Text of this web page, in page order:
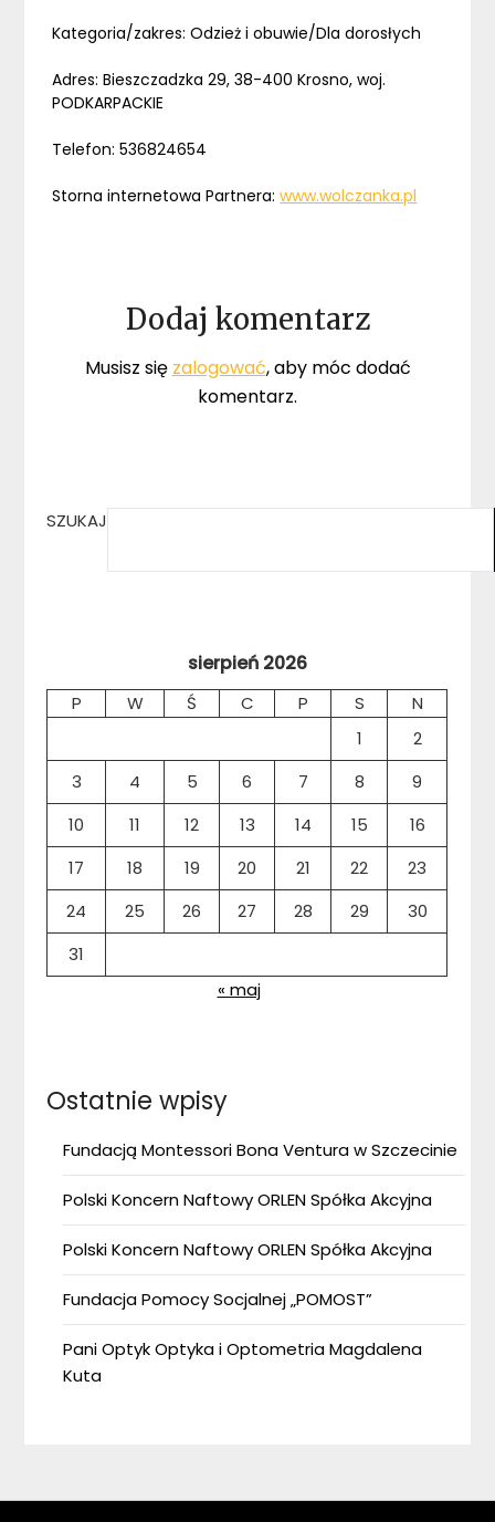
Kategoria/zakres: Odzież i obuwie/Dla dorosłych
Adres: Bieszczadzka 29, 38-400 Krosno, woj.
PODKARPACKIE
Telefon: 536824654
Storna internetowa Partnera:www.wolczanka.pl
Dodaj komentarz
Musisz się zalogować, aby móc dodać
komentarz.
SZUKAJ
sierpień 2026
P W Ś C P S
N
1
2
3
4 5 6 7 8
9
10
11 12 13 14 15
16
17
18 19 20 21 22
23
24
25 26 27 28 29
30
31
« maj
Ostatnie wpisy
Fundacją Montessori Bona Ventura w Szczecinie
Polski Koncern Naftowy ORLEN Spółka Akcyjna
Polski Koncern Naftowy ORLEN Spółka Akcyjna
Fundacja Pomocy Socjalnej „POMOST”
Pani Optyk Optyka i Optometria Magdalena
Kuta